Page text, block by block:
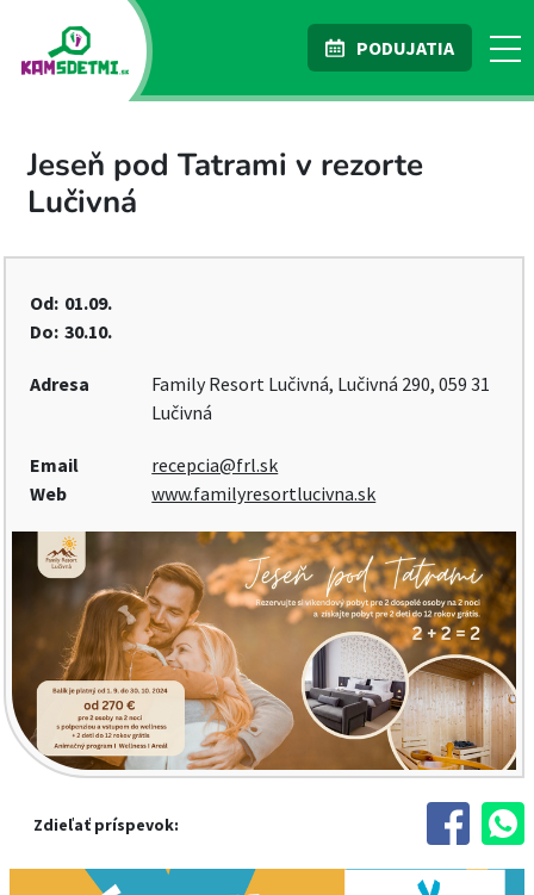
PODUJATIA
Jeseň pod Tatrami v rezorte
Lučivná
Od: 01.09.
Do: 30.10.
Adresa
Family Resort Lučivná, Lučivná 290, 059 31
Lučivná
Email
recepcia@frl.sk
Web
www.familyresortlucivna.sk
Zdieľať príspevok: